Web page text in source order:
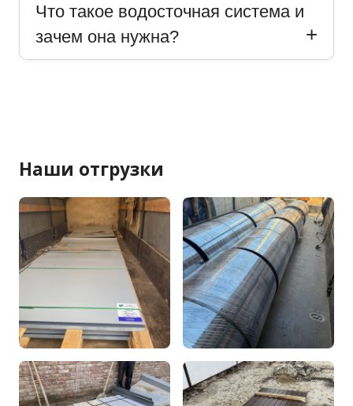
Что такое водосточная система и
зачем она нужна?
Наши отгрузки